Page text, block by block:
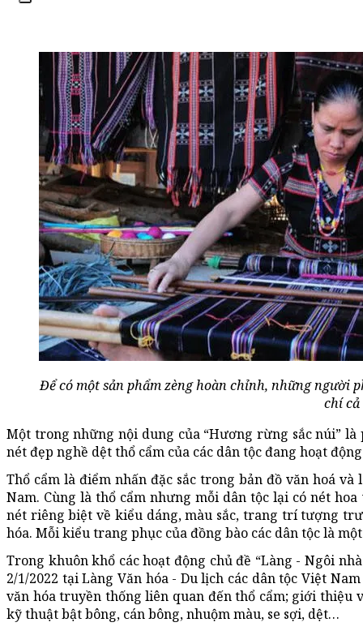
Để có một sản phẩm zèng hoàn chỉnh, những người
chí
Một trong những nội dung của “Hương rừng sắc núi”
nét đẹp nghề dệt thổ cẩm của các dân tộc đang hoạt
Thổ cẩm là điểm nhấn đặc sắc trong bản đồ văn hoá
Nam. Cùng là thổ cẩm nhưng mỗi dân tộc lại có nét
nét riêng biệt về kiểu dáng, màu sắc, trang trí tượng
hóa. Mỗi kiểu trang phục của đồng bào các dân tộc là
Trong khuôn khổ các hoạt động chủ đề “Làng - Ngôi
2/1/2022 tại Làng Văn hóa - Du lịch các dân tộc Việt
văn hóa truyền thống liên quan đến thổ cẩm; giới thiệu
kỹ thuật bật bông, cán bông, nhuộm màu, se sợi, dệt…